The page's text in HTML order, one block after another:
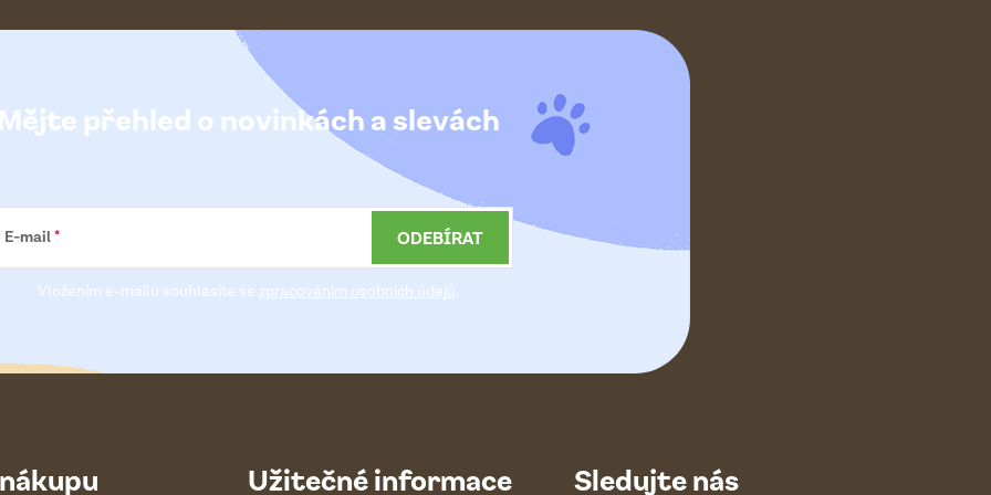
Mějte přehled o novinkácha slevách
E-mail
Vložením e-mailu souhlasíte se zpracováním osobních údajů.
ODEBÍRAT
Užitečné informace Sledujte nás